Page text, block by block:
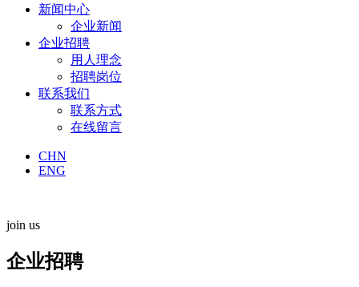
新闻中心
企业新闻
企业招聘
用人理念
招聘岗位
联系我们
联系方式
在线留言
CHN
ENG
join us
企业招聘